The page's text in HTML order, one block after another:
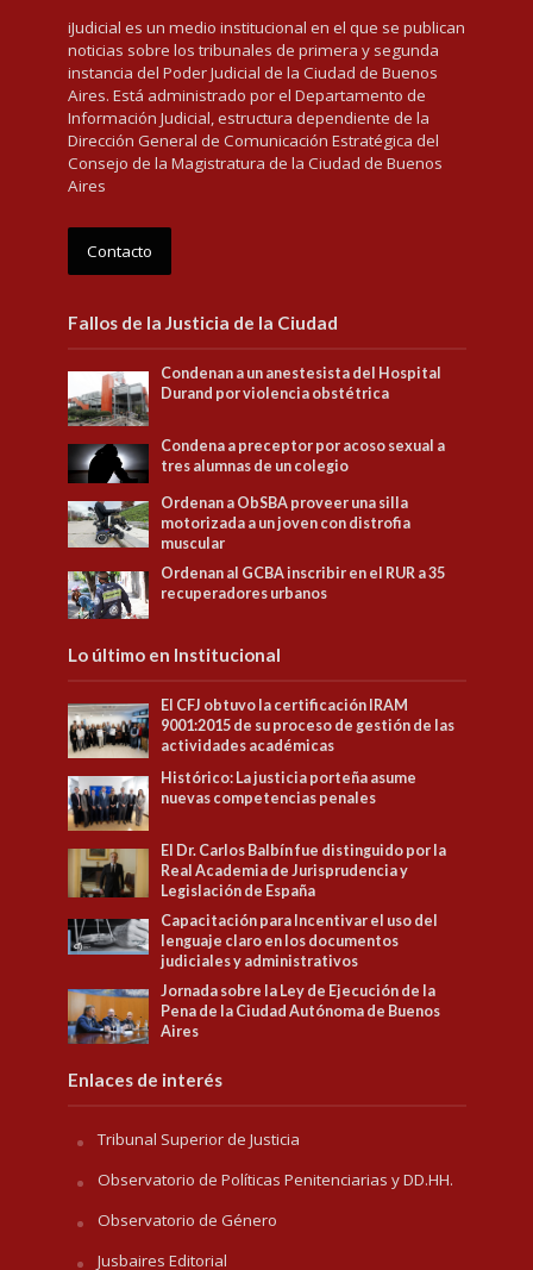
iJudicial es un medio institucional en el que se publican
noticias sobre los tribunales de primera y segunda
instancia del Poder Judicial de la Ciudad de Buenos
Aires. Está administrado por el Departamento de
Información Judicial, estructura dependiente de la
Dirección General de Comunicación Estratégica del
Consejo de la Magistratura de la Ciudad de Buenos
Aires
Contacto
Fallos de la Justicia de la Ciudad
Condenan a un anestesista del Hospital
Durand por violencia obstétrica
Condena a preceptor por acoso sexual a
tres alumnas de un colegio
Ordenan a ObSBA proveer una silla
motorizada a un joven con distrofia
muscular
Ordenan al GCBA inscribir en el RUR a 35
recuperadores urbanos
Lo último en Institucional
El CFJ obtuvo la certificación IRAM
9001:2015 de su proceso de gestión de las
actividades académicas
Histórico: La justicia porteña asume
nuevas competencias penales
El Dr. Carlos Balbín fue distinguido por la
Real Academia de Jurisprudencia y
Legislación de España
Capacitación para Incentivar el uso del
lenguaje claro en los documentos
judiciales y administrativos
Jornada sobre la Ley de Ejecución de la
Pena de la Ciudad Autónoma de Buenos
Aires
Enlaces de interés
Tribunal Superior de Justicia
Observatorio de Políticas Penitenciarias y DD.HH.
Observatorio de Género
Jusbaires Editorial